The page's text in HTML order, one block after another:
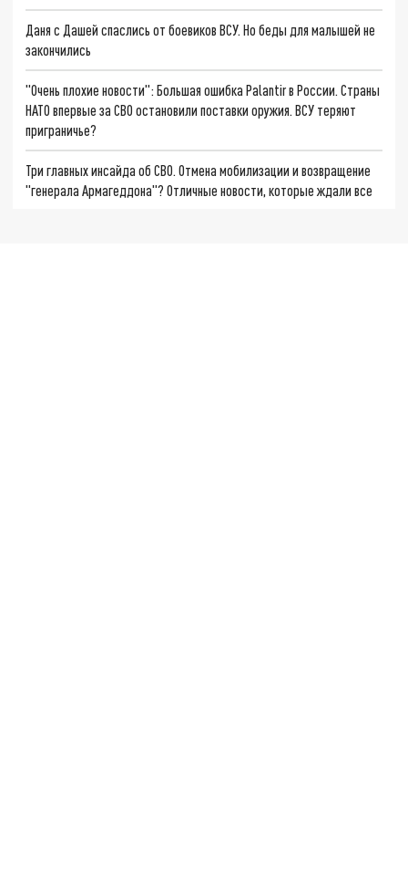
Даня с Дашей спаслись от боевиков ВСУ. Но беды для малышей не
закончились
"Очень плохие новости": Большая ошибка Palantir в России. Страны
НАТО впервые за СВО остановили поставки оружия. ВСУ теряют
приграничье?
Три главных инсайда об СВО. Отмена мобилизации и возвращение
"генерала Армагеддона"? Отличные новости, которые ждали все